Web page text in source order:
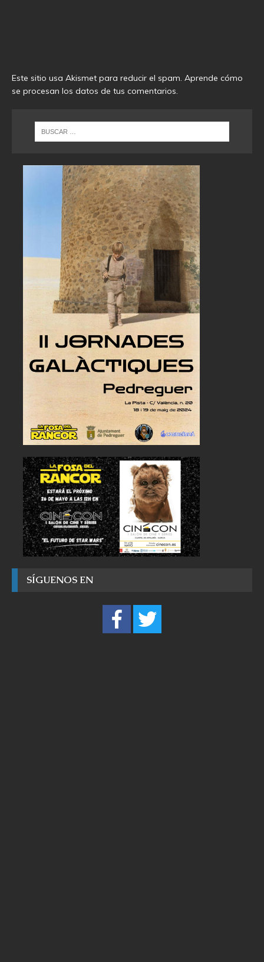
Este sitio usa Akismet para reducir el spam. Aprende cómo
se procesan los datos de tus comentarios.
SÍGUENOS EN